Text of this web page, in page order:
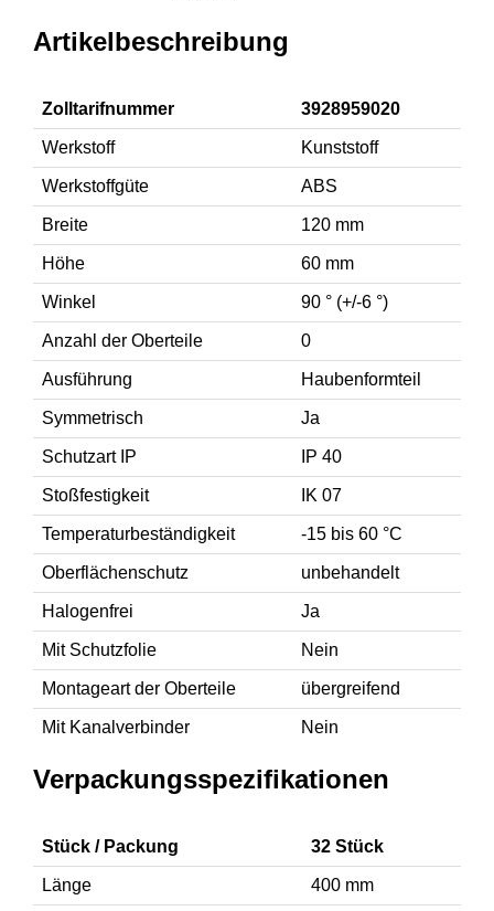
Artikelbeschreibung
Zolltarifnummer 3928959020
Werkstoff Kunststoff
Werkstoffgüte ABS
Breite 120 mm
Höhe 60 mm
Winkel 90 ° (+/-6 °)
Anzahl der Oberteile 0
Ausführung Haubenformteil
Symmetrisch Ja
Schutzart IP IP 40
Stoßfestigkeit IK 07
Temperaturbeständigkeit -15 bis 60 °C
Oberflächenschutz unbehandelt
Halogenfrei Ja
Mit Schutzfolie Nein
Montageart der Oberteile übergreifend
Mit Kanalverbinder Nein
Verpackungsspezifikationen
Stück / Packung 32 Stück
Länge 400 mm